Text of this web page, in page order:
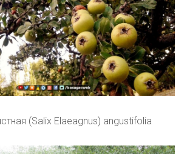
(Salix Elaeagnus) angustifolia